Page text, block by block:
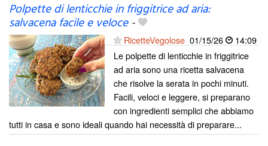
Polpette di lenticchie in friggitrice ad aria:
salvacena facile e veloce-
RicetteVegolose 01/15/26
14:09
Le polpette di lenticchie in friggitrice
ad aria sono una ricetta salvacena
che risolve la serata in pochi minuti.
Facili, veloci e leggere, si preparano
con ingredienti semplici che abbiamo
tutti in casa e sono ideali quando hai necessità di preparare...